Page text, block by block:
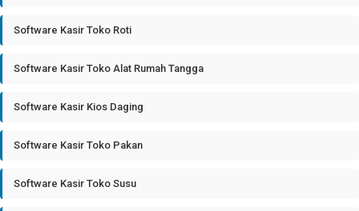
Software Kasir Toko Roti
Software Kasir Toko Alat Rumah Tangga
Software Kasir Kios Daging
Software Kasir Toko Pakan
Software Kasir Toko Susu